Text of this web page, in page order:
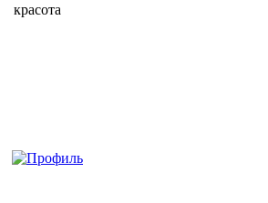
красота